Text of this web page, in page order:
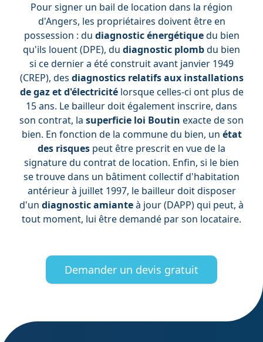
Pour signer un bail de location dans la région
d'Angers, les propriétaires doivent être en
possession : du diagnostic énergétiquedu bien
qu'ils louent (DPE), du diagnostic plombdu bien
si ce dernier a été construit avant janvier 1949
(CREP), des diagnostics relatifs aux installations
degazet d'électricitélorsque celles-ci ont plus de
15 ans. Le bailleur doit également inscrire, dans
son contrat, la superficie loi Boutin exacte de son
bien. En fonction de la commune du bien, un état
des risques peut être prescrit en vue de la
signature du contrat de location. Enfin, si le bien
se trouve dans un bâtiment collectif d'habitation
antérieur à juillet 1997, le bailleur doit disposer
d'un diagnostic amianteà jour (DAPP) qui peut, à
tout moment, lui être demandé par son locataire.
Demander un devis gratuit